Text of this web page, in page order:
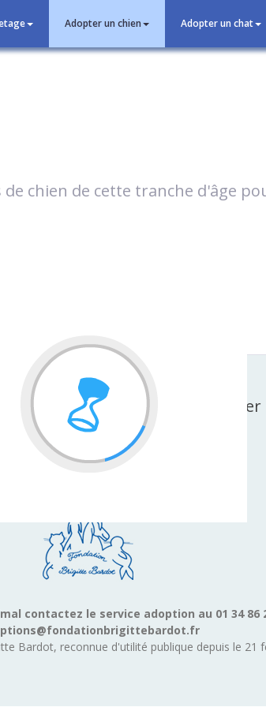
Adopter un chien Adopter un chat
chien de cette tranche d'âge
page sur facebook ou X-twitter
contactez le service adoption au 01 34 86
Bardot, reconnue d'utilité publique depuis le 21